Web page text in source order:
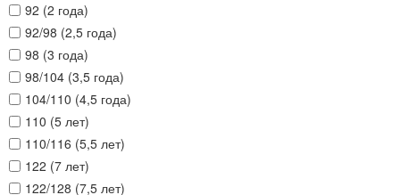
92 (2 года)
92/98 (2,5 года)
98 (3 года)
98/104 (3,5 года)
104/110 (4,5 года)
110 (5 лет)
110/116 (5,5 лет)
122 (7 лет)
122/128 (7,5 лет)